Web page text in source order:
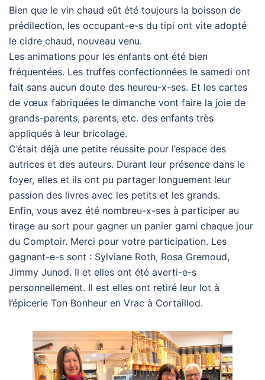
Bien que le vin chaud eût été toujours la boisson de
prédilection, les occupant-e-s du tipi ont vite adopté
le cidre chaud, nouveau venu.
Les animations pour les enfants ont été bien
fréquentées. Les truffes confectionnées le samedi ont
fait sans aucun doute des heureu-x-ses. Et les cartes
de vœux fabriquées le dimanche vont faire la joie de
grands-parents, parents, etc. des enfants très
appliqués à leur bricolage.
C’était déjà une petite réussite pour l’espace des
autrices et des auteurs. Durant leur présence dans le
foyer, elles et ils ont pu partager longuement leur
passion des livres avec les petits et les grands.
Enfin, vous avez été nombreu-x-ses à participer au
tirage au sort pour gagner un panier garni chaque jour
du Comptoir. Merci pour votre participation. Les
gagnant-e-s sont : Sylviane Roth, Rosa Gremoud,
Jimmy Junod. Il et elles ont été averti-e-s
personnellement. Il est elles ont retiré leur lot à
l’épicerie Ton Bonheur en Vrac à Cortaillod.